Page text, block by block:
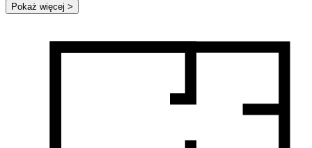
Pokaż więcej >